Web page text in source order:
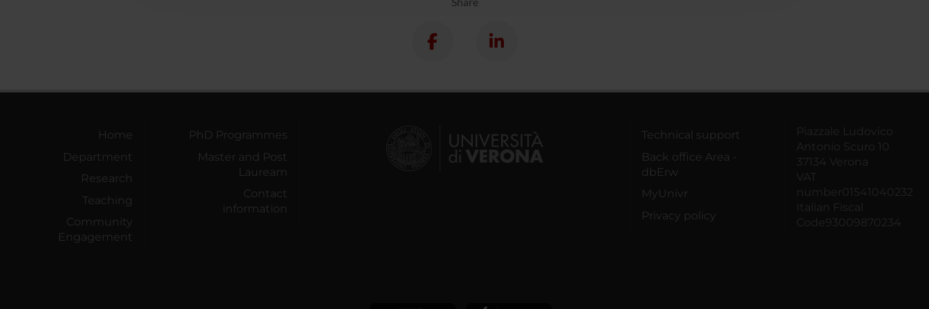
Home
Department
Research
Teaching
Community
Engagement
PhD Programmes
Master and Post
Lauream
Contact
information
Technical support
Back office Area -
dbErw
MyUnivr
Privacy policy
Piazzale Ludovico
Antonio Scuro 10
37134 Verona
VAT
number01541040232
Italian Fiscal
Code93009870234